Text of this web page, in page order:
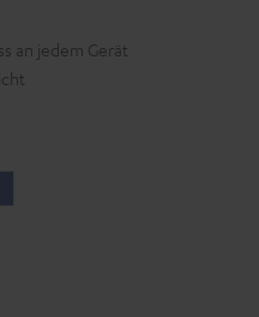
an jedem Gerät